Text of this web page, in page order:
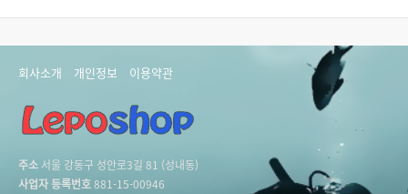
회사소개 개인정보 이용약관
주소 서울 강동구 성안로3길 81 (성내동)
사업자 등록번호881-15-00946